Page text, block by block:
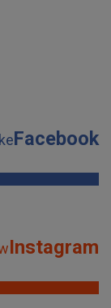
Facebook
Instagram